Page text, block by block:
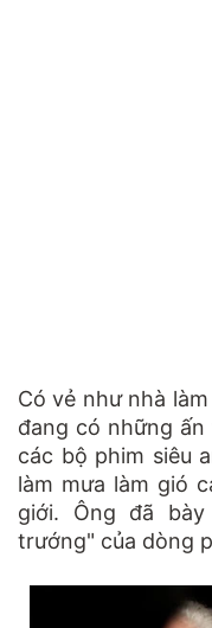
Có vẻ như nhà
đang có những
các bộ phim siêu
làm mưa làm gió
giới. Ông đã
trướng" của dòng